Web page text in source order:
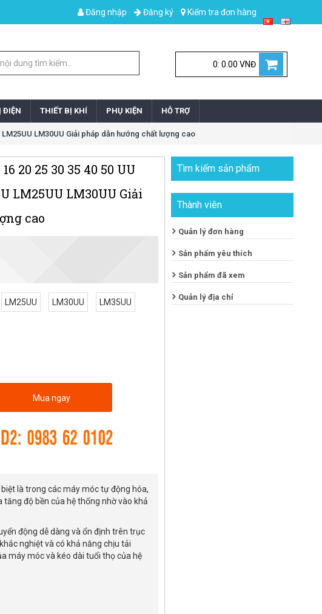
Kiểm tra đơn hàng
Đăng ký
Đăng nhập
0: 0.00 VNĐ
ĐIỆN THIẾT BỊ KHÍ PHỤ KIỆN HỖ TRỢ
LM30UU Giải pháp dẫn hướng chất lượng cao
20 25 30 35 40 50 UU
LM25UU LM30UU Giải
cao
LM25UU LM30UU LM35UU
Mua ngay
là trong các máy móc tự động hóa,
độ bền của hệ thống nhờ vào khả
động dễ dàng và ổn định trên trục
nghiệt và có khả năng chịu tải
máy móc và kéo dài tuổi thọ của hệ
Tìm kiếm sản phẩm
Thành viên
Quản lý đơn hàng
Sản phẩm yêu thích
Sản phẩm đã xem
Quản lý địa chỉ